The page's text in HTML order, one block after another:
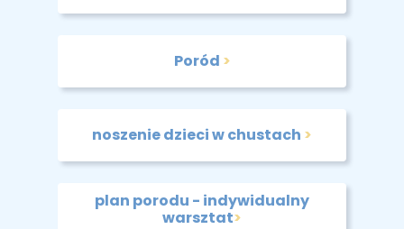
Poród >
noszenie dzieci w chustach >
plan porodu - indywidualny
warsztat>